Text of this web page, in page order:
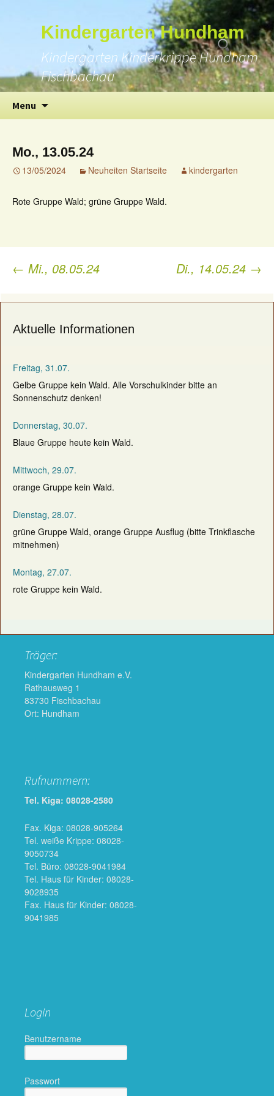
Kindergarten Hundham
Kindergarten Kinderkrippe Hundham
Fischbachau
Menu
content
Suchen
nach:
Mo., 13.05.24
13/05/2024 Neuheiten Startseite kindergarten
Rote Gruppe Wald; grüne Gruppe Wald.
Post
← Mi., 08.05.24 Di., 14.05.24 →
Aktuelle Informationen
Freitag, 31.07.
Gelbe Gruppe kein Wald. Alle Vorschulkinder bitte an
Sonnenschutz denken!
Donnerstag, 30.07.
Blaue Gruppe heute kein Wald.
Mittwoch, 29.07.
orange Gruppe kein Wald.
Dienstag, 28.07.
grüne Gruppe Wald, orange Gruppe Ausflug (bitte Trinkflasche
mitnehmen)
Montag, 27.07.
rote Gruppe kein Wald.
Träger:
Kindergarten Hundham e.V.
Rathausweg 1
83730 Fischbachau
Ort: Hundham
Rufnummern:
Tel. Kiga: 08028-2580
Fax. Kiga: 08028-905264
Tel. weiße Krippe: 08028-
9050734
Tel. Büro: 08028-9041984
Tel. Haus für Kinder: 08028-
9028935
Fax. Haus für Kinder: 08028-
9041985
Login
Benutzername
Passwort